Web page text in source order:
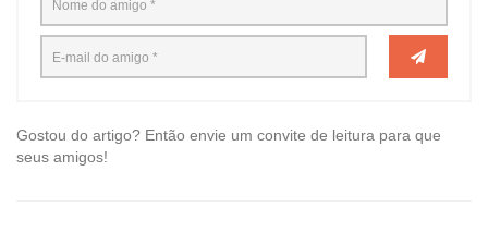
Gostou do artigo? Então envie um convite de leitura para que
seus amigos!